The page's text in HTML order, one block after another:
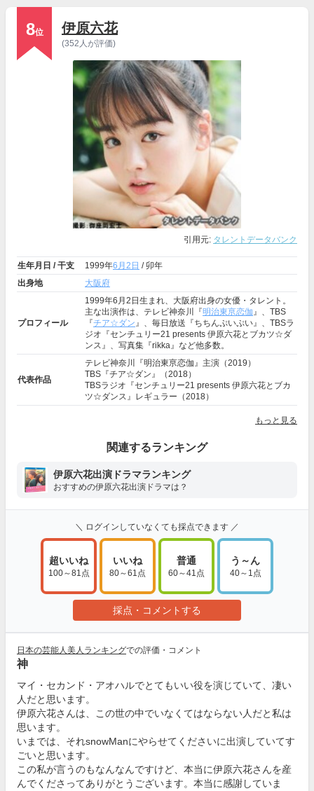
8位 伊原六花
(352人が評価)
引用元: タレントデータバンク
生年月日 / 干支 1999年6月2日 / 卯年
出身地
大阪府
プロフィール
1999年6月2日生まれ、大阪府出身の女優・タレント。
主な出演作は、テレビ神奈川『明治東亰恋伽』、TBS
『チア☆ダン』、毎日放送『ちちんぷいぷい』、TBSラ
ジオ『センチュリー21 presents 伊原六花とブカツ☆ダ
ンス』、写真集『rikka』など他多数。
代表作品
テレビ神奈川『明治東亰恋伽』主演（2019）
TBS『チア☆ダン』（2018）
TBSラジオ『センチュリー21 presents 伊原六花とブカ
ツ☆ダンス』レギュラー（2018）
もっと見る
関連するランキング
伊原六花出演ドラマランキング
おすすめの伊原六花出演ドラマは？
＼ ログインしていなくても採点できます ／
超いいね
100～81点
いいね
80～61点
普通
60～41点
う～ん
40～1点
採点・コメントする
日本の芸能人美人ランキングでの評価・コメント
神
マイ・セカンド・アオハルでとてもいい役を演じていて、凄い
人だと思います。
伊原六花さんは、この世の中でいなくてはならない人だと私は
思います。
いまでは、それsnowManにやらせてくださいに出演していてす
ごいと思います。
この私が言うのもなんなんですけど、本当に伊原六花さんを産
んでくださってありがとうございます。本当に感謝していま